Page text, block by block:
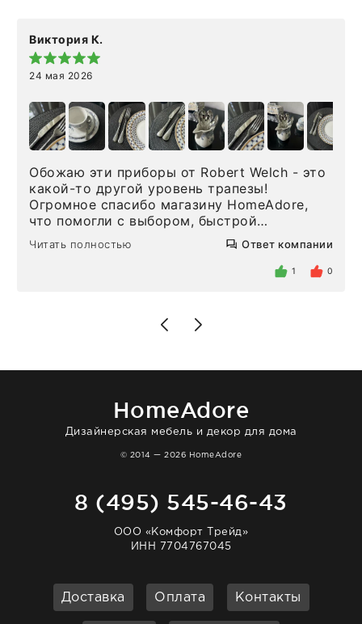
Виктория К.
24 мая 2026
Обожаю эти приборы от Robert Welch - это
какой-то другой уровень трапезы!
Огромное спасибо магазину HomeAdore,
что помогли с выбором, быстрой
доставкой и высоким сервисом. Один раз
была здесь лично, забирала чайные ложки,
внутри очень много антикварной посуды,
Позже заказывала остальные приборы -
доставили сдэком на следующий день к
отвечает очень быстро. Взаимодействием
Читать полностью Ответ компании
1 0
HomeAdore
Дизайнерская мебель и декор для дома
© 2014 — 2026 HomeAdore
8 (495) 545-46-43
ООО «Комфорт Трейд»
ИНН 7704767045
Доставка Оплата Контакты